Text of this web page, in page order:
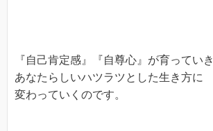
『自己肯定感』『自尊心』が育っていき
あなたらしいハツラツとした生き方に
変わっていくのです。